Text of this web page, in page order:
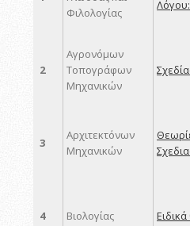
Φιλολογίας
2
Αγρονόμων
Τοπογράφων
Μηχανικών
3
Αρχιτεκτόνων
Μηχανικών
4 Βιολογίας